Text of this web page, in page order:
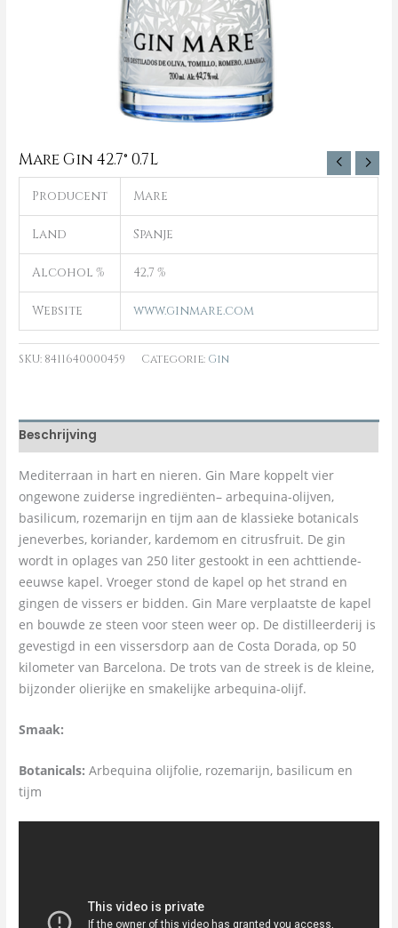
Mare Gin 42.7° 0.7L
Producent Mare
Land Spanje
Alcohol % 42,7 %
Website www.ginmare.com
SKU: 8411640000459 Categorie: Gin
Beschrijving
Mediterraan in hart en nieren. Gin Mare koppelt vier
ongewone zuiderse ingrediënten– arbequina-olijven,
basilicum, rozemarijn en tijm aan de klassieke botanicals
jeneverbes, koriander, kardemom en citrusfruit. De gin
wordt in oplages van 250 liter gestookt in een achttiende-
eeuwse kapel. Vroeger stond de kapel op het strand en
gingen de vissers er bidden. Gin Mare verplaatste de kapel
en bouwde ze steen voor steen weer op. De distilleerderij is
gevestigd in een vissersdorp aan de Costa Dorada, op 50
kilometer van Barcelona. De trots van de streek is de kleine,
bijzonder olierijke en smakelijke arbequina-olijf.
Smaak:
Botanicals:Arbequina olijfolie, rozemarijn, basilicum en
tijm